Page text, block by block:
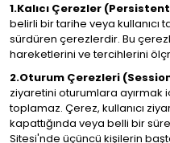
1.Kalıcı Çerezler
belirli bir tarihe veya kullanıcı
sürdüren çerezlerdir. Bu
hareketlerini ve tercihlerini
2.Oturum Çerezleri
ziyaretini oturumlara ayırmak
toplamaz. Çerez, kullanıcı
kapattığında veya belli bir
Sitesi'nde üçüncü kişilerin